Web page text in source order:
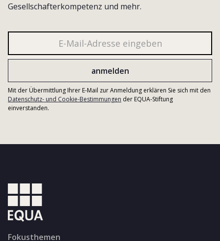
Gesellschafterkompetenz und mehr.
Mit der Übermittlung Ihrer E-Mail zur Anmeldung erklären Sie sich mit den
Datenschutz- und Cookie-Bestimmungen der EQUA-Stiftung
einverstanden.
Fokusthemen